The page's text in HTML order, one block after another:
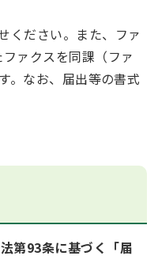
ください。また、ファ
ァクスを同課（ファ
。なお、届出等の書式
第93条に基づく「届